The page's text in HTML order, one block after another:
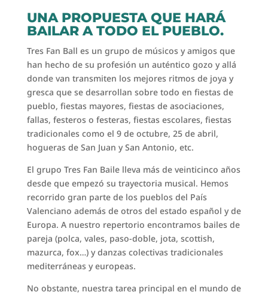
UNA PROPUESTA QUE HARÁ
BAILAR A TODO EL PUEBLO.
Tres Fan Ball es un grupo de músicos y amigos que
han hecho de su profesión un auténtico gozo y allá
donde van transmiten los mejores ritmos de joya y
gresca que se desarrollan sobre todo en fiestas de
pueblo, fiestas mayores, fiestas de asociaciones,
fallas, festeros o festeras, fiestas escolares, fiestas
tradicionales como el 9 de octubre, 25 de abril,
hogueras de San Juan y San Antonio, etc.
El grupo Tres Fan Baile lleva más de veinticinco años
desde que empezó su trayectoria musical. Hemos
recorrido gran parte de los pueblos del País
Valenciano además de otros del estado español y de
Europa. A nuestro repertorio encontramos bailes de
pareja (polca, vales, paso-doble, jota, scottish,
mazurca, fox…) y danzas colectivas tradicionales
mediterráneas y europeas.
No obstante, nuestra tarea principal en el mundo de